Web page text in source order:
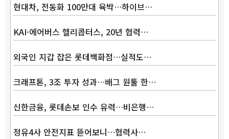
현대차, 전동화 100만대 육박…하이브…
KAI·에어버스 헬리콥터스, 20년 협력…
외국인 지갑 잡은 롯데백화점…실적도…
크래프톤, 3조 투자 성과…배그 원툴 한…
신한금융, 롯데손보 인수 유력…비은행…
정유4사 안전지표 뜯어보니…협력사…